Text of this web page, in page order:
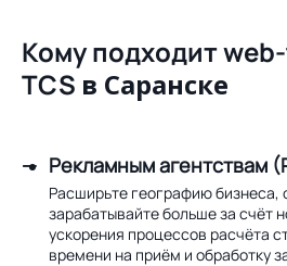
Кому подходит
TCS в Саранске
Рекламным агентствам
Расширьте географию бизнеса,
зарабатывайте больше за счёт
ускорения процессов расчёта
времени на приём и обработку